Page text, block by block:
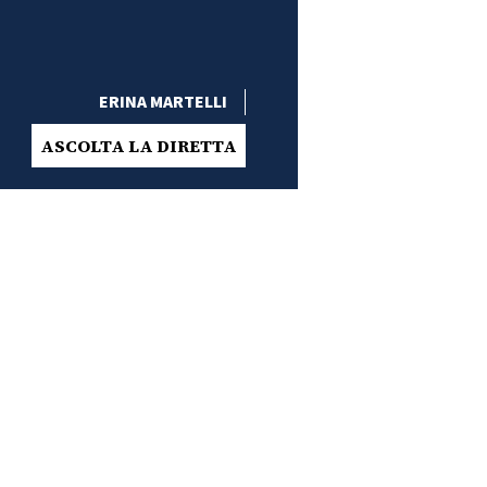
ERINA MARTELLI
ASCOLTA LA DIRETTA